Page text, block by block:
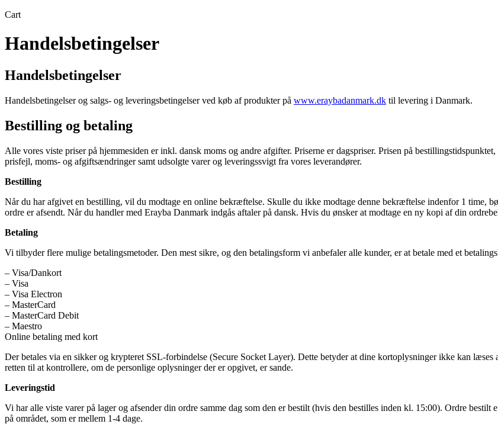
CartClose
Handelsbetingelser
Handelsbetingelser
Handelsbetingelser og salgs- og leveringsbetingelser ved køb af produkter på www.eraybadanmark.dk til levering i Danmark.
Bestilling og betaling
Alle vores viste priser på hjemmesiden er inkl. dansk moms og andre afgifter. Priserne er dagspriser. Prisen på
prisfejl, moms- og afgiftsændringer samt udsolgte varer og leveringssvigt fra vores leverandører.
Bestilling
Når du har afgivet en bestilling, vil du modtage en online bekræftelse. Skulle du ikke modtage denne bekræftelse indenfor 1 time,
ordre er afsendt. Når du handler med Erayba Danmark indgås aftaler på dansk. Hvis du ønsker at modtage en ny kopi af din
Betaling
Vi tilbyder flere mulige betalingsmetoder. Den mest sikre, og den betalingsform vi anbefaler alle kunder, er at betale med et
– Visa/Dankort
– Visa
– Visa Electron
– MasterCard
– MasterCard Debit
– Maestro
Online betaling med kort
Der betales via en sikker og krypteret SSL-forbindelse (Secure Socket Layer). Dette betyder at dine kortoplysninger ikke kan
retten til at kontrollere, om de personlige oplysninger der er opgivet, er sande.
Leveringstid
Vi har alle viste varer på lager og afsender din ordre samme dag som den er bestilt (hvis den bestilles inden kl. 15:00). Ordre
på området, som er mellem 1-4 dage.